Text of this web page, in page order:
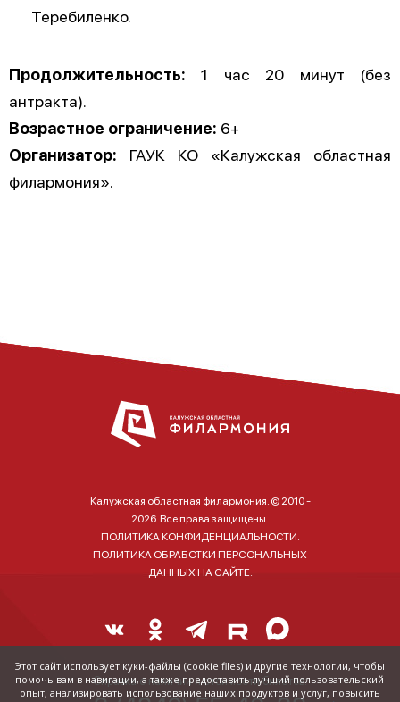
Теребиленко.
Продолжительность: 1 час 20 минут (без
антракта).
Возрастное ограничение: 6+
Организатор: ГАУК КО «Калужская областная
филармония».
Калужская областная филармония. © 2010 -
2026. Все права защищены.
ПОЛИТИКА КОНФИДЕНЦИАЛЬНОСТИ.
ПОЛИТИКА ОБРАБОТКИ ПЕРСОНАЛЬНЫХ
ДАННЫХ НА САЙТЕ.
Справка о наличии и стоимости билетов:
Этот сайт использует куки-файлы (cookie files) и другие технологии, чтобы
помочь вам в навигации, а также предоставить лучший пользовательский
опыт, анализировать использование наших продуктов и услуг, повысить